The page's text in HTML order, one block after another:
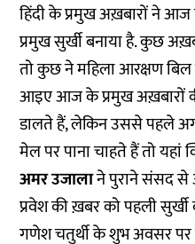
हिंदी के प्रमुख अख़बारों ने
प्रमुख सुर्खी बनाया है. कुछ
तो कुछ ने महिला आरक्षण बिल
आइए आज के प्रमुख अख़बारों
डालते हैं, लेकिन उससे पहले
मेल पर पाना चाहते हैं तोयहां
अमर उजालाने पुराने संसद
प्रवेश की ख़बर को पहली
गणेश चतुर्थी के शुभ अवसर